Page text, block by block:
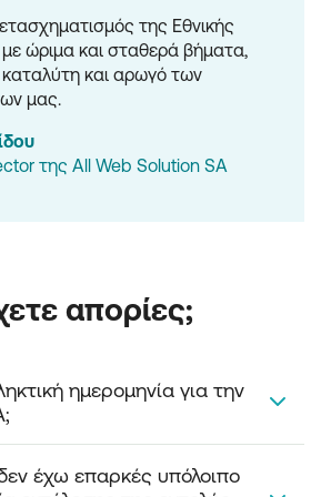
της Εθνικής
με ώριμα και σταθερά βήματα,
και αρωγό των
μας.
της All Web Solution SA
απορίες;
ημερομηνία για την
πληρωμής εμπεριέχεται
και μπορεί να μην είναι
δεν έχω επαρκές υπόλοιπο